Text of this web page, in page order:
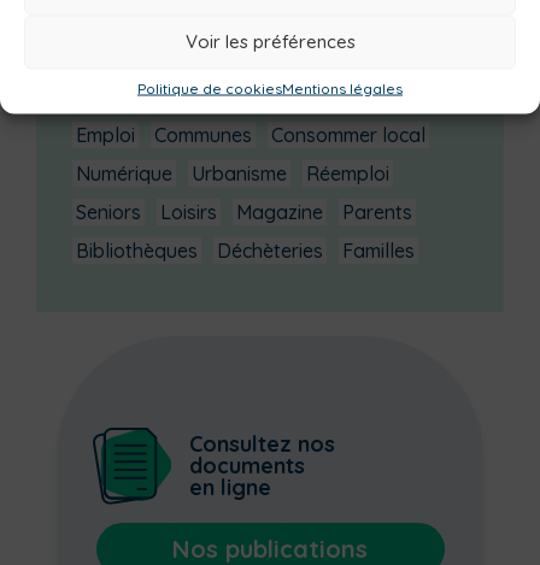
Voir les préférences
Politique de cookiesMentions légales
Habitat
Economie Jeunesse
Sport
Emploi
Communes
Consommer local
Numérique
Urbanisme
Réemploi
Seniors
Loisirs Magazine
Parents
Bibliothèques
Déchèteries Familles
Consultez nos
documents
en ligne
Nos publications